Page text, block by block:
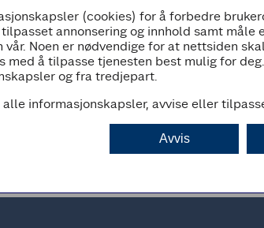
08:00 - 21:00(cookies) for å forbedre
annonsering og innhold samt måle
vår. Noen er nødvendige for at nettsiden
med å tilpasse tjenesten best mulig for
og fra tredjepart.
informasjonskapsler, avvise eller
Avvis